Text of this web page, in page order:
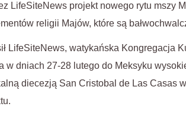
LifeSiteNews projekt nowego rytu mszy
religii Majów, które są
LifeSiteNews, watykańska Kongregacja
w dniach 27-28 lutego do Meksyku
diecezją San Cristobal de Las Casas